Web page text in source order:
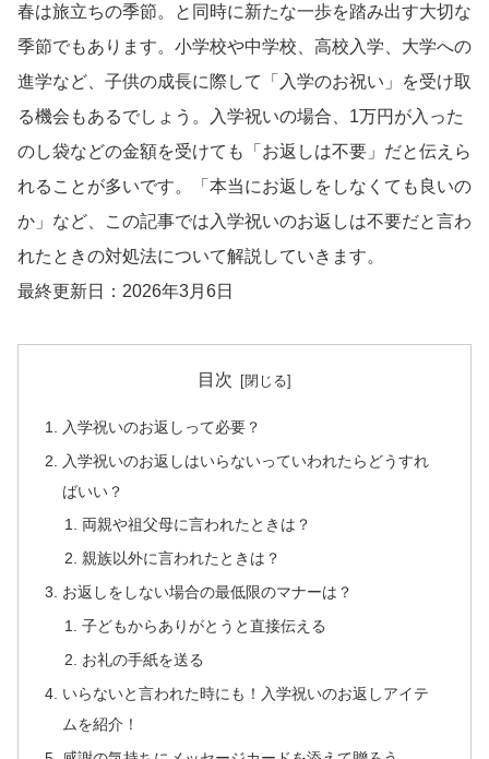
春は旅立ちの季節。と同時に新たな一歩を踏み出す大切な
季節でもあります。小学校や中学校、高校入学、大学への
進学など、子供の成長に際して「入学のお祝い」を受け取
る機会もあるでしょう。入学祝いの場合、1万円が入った
のし袋などの金額を受けても「お返しは不要」だと伝えら
れることが多いです。「本当にお返しをしなくても良いの
か」など、この記事では入学祝いのお返しは不要だと言わ
れたときの対処法について解説していきます。
最終更新日：2026年3月6日
目次
入学祝いのお返しって必要？
入学祝いのお返しはいらないっていわれたらどうすれ
ばいい？
両親や祖父母に言われたときは？
親族以外に言われたときは？
お返しをしない場合の最低限のマナーは？
子どもからありがとうと直接伝える
お礼の手紙を送る
いらないと言われた時にも！入学祝いのお返しアイテ
ムを紹介！